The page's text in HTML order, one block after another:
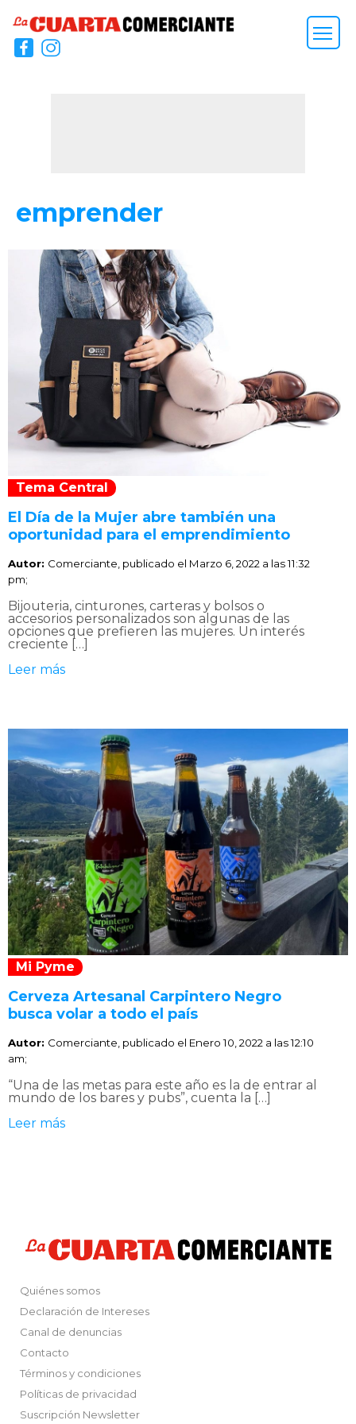
emprender
Tema Central
El Día de la Mujer abre también una
oportunidad para el emprendimiento
Autor: Comerciante, publicado el Marzo 6, 2022 a las 11:32
pm;
Bijouteria, cinturones, carteras y bolsos o
accesorios personalizados son algunas de las
opciones que prefieren las mujeres. Un interés
creciente […]
Leer más
Mi Pyme
Cerveza Artesanal Carpintero Negro
busca volar a todo el país
Autor: Comerciante, publicado el Enero 10, 2022 a las 12:10
am;
“Una de las metas para este año es la de entrar al
mundo de los bares y pubs”, cuenta la […]
Leer más
Quiénes somos
Declaración de Intereses
Canal de denuncias
Contacto
Términos y condiciones
Políticas de privacidad
Suscripción Newsletter